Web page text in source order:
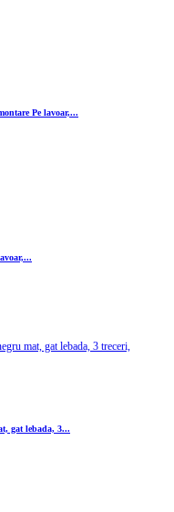
Pe lavoar,...
gat lebada, 3...